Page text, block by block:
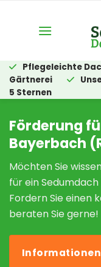
springen
Pflegeleichte
Gärtnerei
5 Sternen
Förderung
Bayerbach
Möchten Sie
für ein
Fordern Sie einen
beraten Sie gerne!